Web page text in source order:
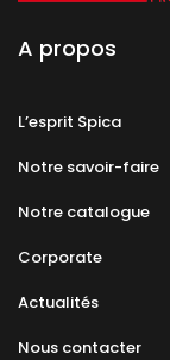
A propos
L’esprit Spica
Notre savoir-faire
Notre catalogue
Corporate
Actualités
Nous contacter